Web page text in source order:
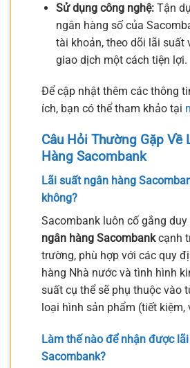
Sử dụng công nghệ:Tận
ngân hàng số của
tài khoản, theo dõi lãi suất
giao dịch một cách tiện lợi.
Để cập nhật thêm các thông
ích, bạn có thể tham khảo tại
Câu Hỏi Thường Gặp Về
Hàng Sacombank
Lãi suất ngân hàng
không?
Sacombank luôn cố gắng
ngân hàng Sacombankcạnh
trường, phù hợp với các quy
hàng Nhà nước và tình hình
suất cụ thể sẽ phụ thuộc vào
loại hình sản phẩm (tiết kiệm,
Làm thế nào để nhận được
Sacombank?